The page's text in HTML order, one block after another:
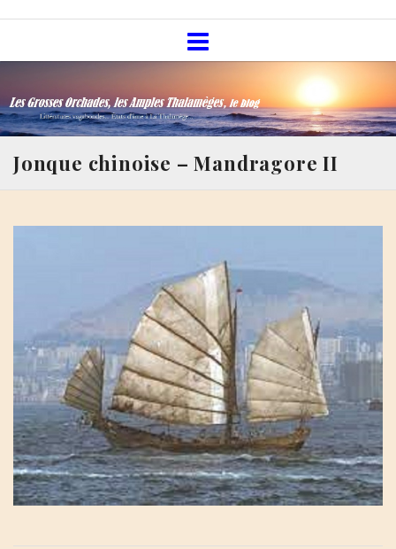
Les Grosses Orchades, les Amples
Thalamèges, le blog
Jonque chinoise – Mandragore II